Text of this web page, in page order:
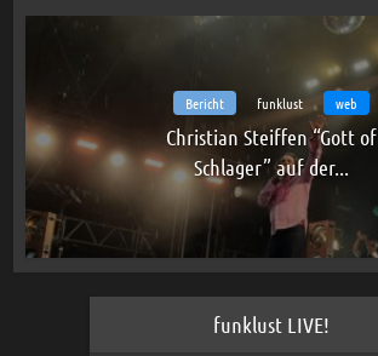
Bericht funklust web
Christian Steiffen “Gott of
Schlager” auf der...
funklust LIVE!